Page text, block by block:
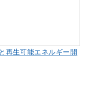
再生可能エネルギー開